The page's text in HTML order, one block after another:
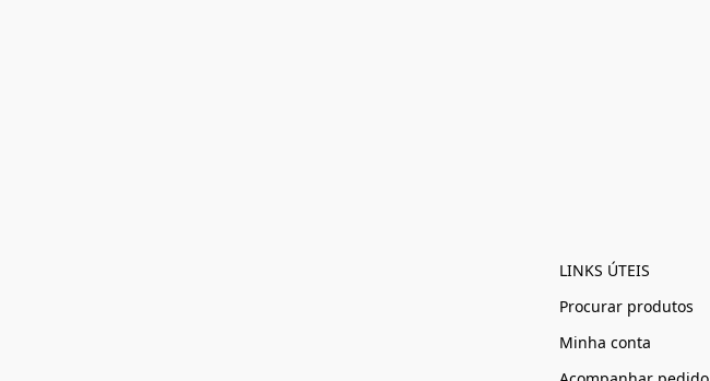
LINKS ÚTEIS
Procurar produtos
Minha conta